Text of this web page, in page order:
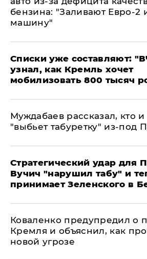
бензина: "Заливают Евро-2
машину"
Списки уже составляют:
узнал, как Кремль хочет
мобилизовать 800 тысяч
Муждабаев рассказал, кто и
"выбьет табуретку" из-под
Стратегический удар для
Вучич "нарушил табу" и
принимает Зеленского в
Коваленко предупредил о
Кремля и объяснил, как
новой угрозе